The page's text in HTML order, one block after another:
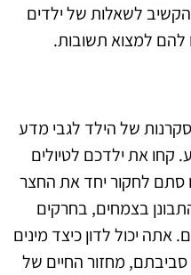
לשאלות של ילדים
להם למצוא תשובות.
של הילד לגבי מדע
קחו את ילדכם לטיולים
סתם לחקור יחד את החצר
בצמחים, בחרקים
יכול לדון כיצד מינים
סביבתם, מחזור החיים של